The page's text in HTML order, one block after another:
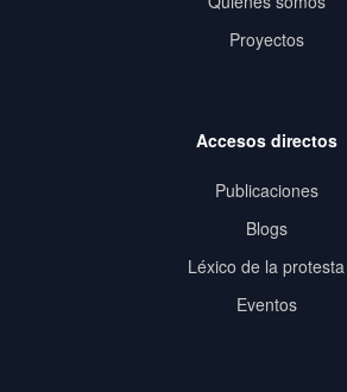
Proyectos
Accesos directos
Publicaciones
Blogs
Léxico de la protesta
Eventos